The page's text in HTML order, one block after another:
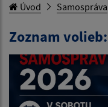
Úvod Samospráva
Zoznam volieb: